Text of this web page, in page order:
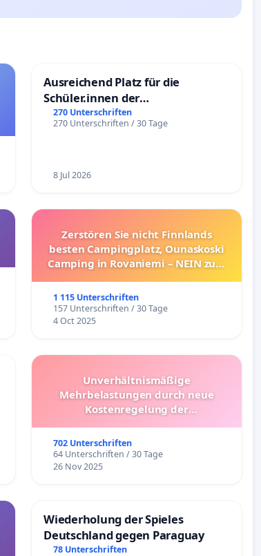
Ausreichend Platz für die
Schüler.innen der
Schönbergschule
270 Unterschriften
270 Unterschriften / 30 Tage
8 Jul 2026
Zerstören Sie nicht Finnlands
besten Campingplatz, Ounaskoski
Camping in Rovaniemi – NEIN zum
1 115 Unterschriften
157 Unterschriften / 30 Tage
4 Oct 2025
Unverhältnismäßige
Mehrbelastungen durch neue
Kostenregelung der
Überprüfung und Alternativen
702 Unterschriften
64 Unterschriften / 30 Tage
26 Nov 2025
Wiederholung der Spieles
Deutschland gegen Paraguay
78 Unterschriften